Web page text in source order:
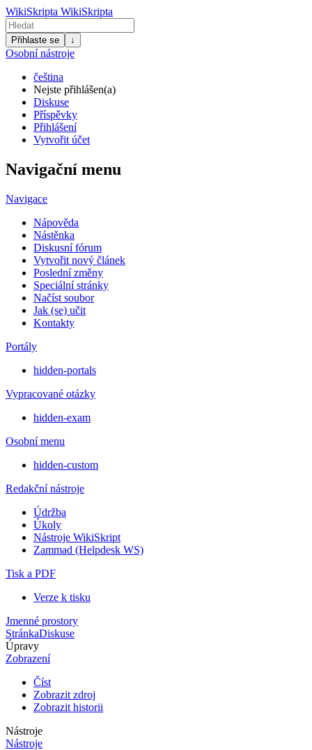
WikiSkripta WikiSkripta
Přihlaste se ↓
Osobní nástroje
čeština
Nejste přihlášen(a)
Diskuse
Příspěvky
Přihlášení
Vytvořit účet
Navigační menu
Navigace
Nápověda
Nástěnka
Diskusní fórum
Vytvořit nový článek
Poslední změny
Speciální stránky
Načíst soubor
Jak (se) učit
Kontakty
Portály
hidden-portals
Vypracované otázky
hidden-exam
Osobní menu
hidden-custom
Redakční nástroje
Údržba
Úkoly
Nástroje WikiSkript
Zammad (Helpdesk WS)
Tisk a PDF
Verze k tisku
Jmenné prostory
StránkaDiskuse
Úpravy
Zobrazení
Číst
Zobrazit zdroj
Zobrazit historii
Nástroje
Nástroje